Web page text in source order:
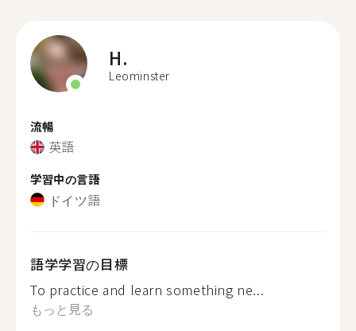
H.
Leominster
流暢
英語
学習中の言語
ドイツ語
語学学習の目標
To practice and learn something ne...
もっと見る